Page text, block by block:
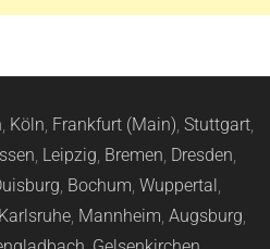
, Köln, Frankfurt (Main), Stuttgart,
, Leipzig, Bremen, Dresden,
, Bochum, Wuppertal,
Karlsruhe, Mannheim, Augsburg,